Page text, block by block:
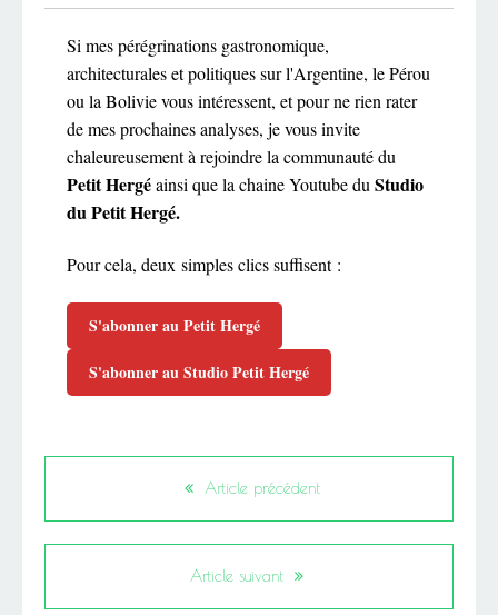
Si mes pérégrinations gastronomique,
architecturales et politiques sur l'Argentine, le Pérou
ou la Bolivie vous intéressent, et pour ne rien rater
de mes prochaines analyses, je vous invite
chaleureusement à rejoindre la communauté du
Petit Hergéainsi que la chaine Youtube duStudio
du Petit Hergé.
Pour cela, deux simples clics suffisent :
S'abonner au Petit Hergé
S'abonner au Studio Petit Hergé
Article précédent
Article suivant